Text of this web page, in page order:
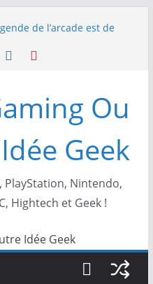
un succès dingue !
accessoires Turtle Beach X
de piste sur PS5 !Ou
Geek
PlayStation, Nintendo,
Hightech et Geek !